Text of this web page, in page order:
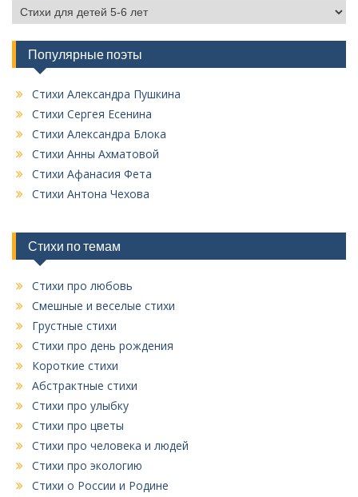
и
г
и
я
п
о
з
а
с
я
м
п
и
к
в
е
х
р
у
к
Популярные поэты
Стихи Александра Пушкина
Стихи Сергея Есенина
Стихи Александра Блока
Стихи Анны Ахматовой
Стихи Афанасия Фета
Стихи Антона Чехова
Стихи по темам
Стихи про любовь
Смешные и веселые стихи
Грустные стихи
Стихи про день рождения
Короткие стихи
Абстрактные стихи
Стихи про улыбку
Стихи про цветы
Стихи про человека и людей
Стихи про экологию
Стихи о России и Родине